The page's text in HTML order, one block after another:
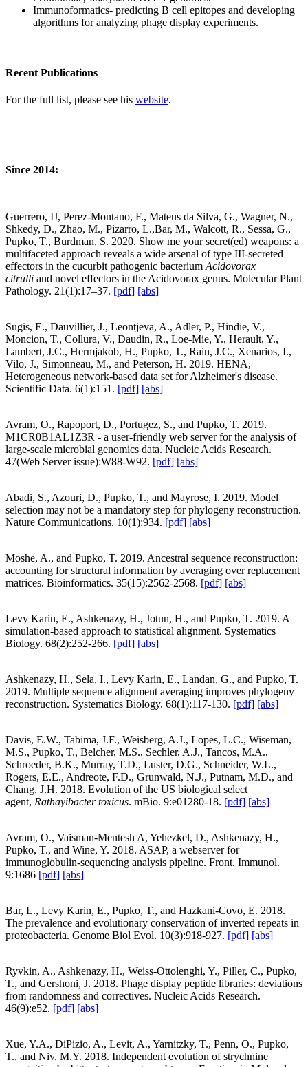
Immunoformatics- predicting B cell epitopes and developing
algorithms for analyzing phage display experiments.
Recent Publications
For the full list, please see his website.
Since 2014:
Guerrero, IJ, Perez-Montano, F., Mateus da Silva, G., Wagner, N.,
Shkedy, D., Zhao, M., Pizarro, L.,Bar, M., Walcott, R., Sessa, G.,
Pupko, T., Burdman, S. 2020. Show me your secret(ed) weapons: a
multifaceted approach reveals a wide arsenal of type III-secreted
effectors in the cucurbit pathogenic bacterium Acidovorax
citrulli and novel effectors in the Acidovorax genus. Molecular Plant
Pathology. 21(1):17–37. [pdf] [abs]
Sugis, E., Dauvillier, J., Leontjeva, A., Adler, P., Hindie, V.,
Moncion, T., Collura, V., Daudin, R., Loe-Mie, Y., Herault, Y.,
Lambert, J.C., Hermjakob, H., Pupko, T., Rain, J.C., Xenarios, I.,
Vilo, J., Simonneau, M., and Peterson, H. 2019. HENA,
Heterogeneous network-based data set for Alzheimer's disease.
Scientific Data. 6(1):151. [pdf] [abs]
Avram, O., Rapoport, D., Portugez, S., and Pupko, T. 2019.
M1CR0B1AL1Z3R - a user-friendly web server for the analysis of
large-scale microbial genomics data. Nucleic Acids Research.
47(Web Server issue):W88-W92. [pdf] [abs]
Abadi, S., Azouri, D., Pupko, T., and Mayrose, I. 2019. Model
selection may not be a mandatory step for phylogeny reconstruction.
Nature Communications. 10(1):934. [pdf] [abs]
Moshe, A., and Pupko, T. 2019. Ancestral sequence reconstruction:
accounting for structural information by averaging over replacement
matrices. Bioinformatics. 35(15):2562-2568. [pdf] [abs]
Levy Karin, E., Ashkenazy, H., Jotun, H., and Pupko, T. 2019. A
simulation-based approach to statistical alignment. Systematics
Biology. 68(2):252-266. [pdf] [abs]
Ashkenazy, H., Sela, I., Levy Karin, E., Landan, G., and Pupko, T.
2019. Multiple sequence alignment averaging improves phylogeny
reconstruction. Systematics Biology. 68(1):117-130. [pdf] [abs]
Davis, E.W., Tabima, J.F., Weisberg, A.J., Lopes, L.C., Wiseman,
M.S., Pupko, T., Belcher, M.S., Sechler, A.J., Tancos, M.A.,
Schroeder, B.K., Murray, T.D., Luster, D.G., Schneider, W.L.,
Rogers, E.E., Andreote, F.D., Grunwald, N.J., Putnam, M.D., and
Chang, J.H. 2018. Evolution of the US biological select
agent, Rathayibacter toxicus. mBio. 9:e01280-18. [pdf] [abs]
Avram, O., Vaisman-Mentesh A, Yehezkel, D., Ashkenazy, H.,
Pupko, T., and Wine, Y. 2018. ASAP, a webserver for
immunoglobulin-sequencing analysis pipeline. Front. Immunol.
9:1686 [pdf] [abs]
Bar, L., Levy Karin, E., Pupko, T., and Hazkani-Covo, E. 2018.
The prevalence and evolutionary conservation of inverted repeats in
proteobacteria. Genome Biol Evol. 10(3):918-927. [pdf] [abs]
Ryvkin, A., Ashkenazy, H., Weiss-Ottolenghi, Y., Piller, C., Pupko,
T., and Gershoni, J. 2018. Phage display peptide libraries: deviations
from randomness and correctives. Nucleic Acids Research.
46(9):e52. [pdf] [abs]
Xue, Y.A., DiPizio, A., Levit, A., Yarnitzky, T., Penn, O., Pupko,
T., and Niv, M.Y. 2018. Independent evolution of strychnine